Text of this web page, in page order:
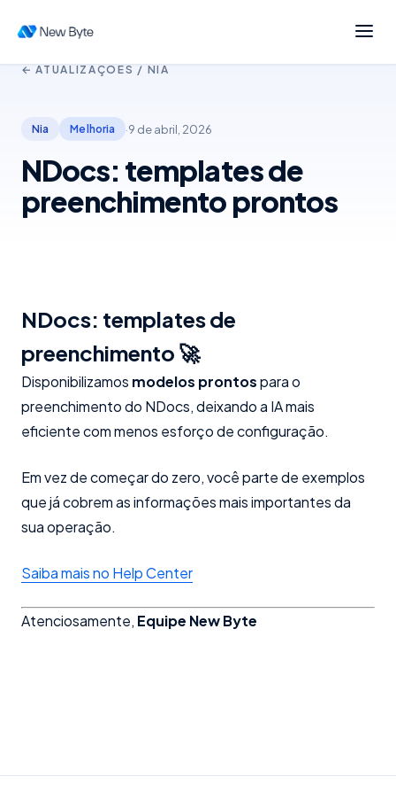
← ATUALIZAÇÕES / NIA
Nia Melhoria ·9 de abril, 2026
NDocs: templates de
preenchimento prontos
NDocs: templates de
preenchimento 🚀
Disponibilizamos modelos prontospara o
preenchimento do NDocs, deixando a IA mais
eficiente com menos esforço de configuração.
Em vez de começar do zero, você parte de exemplos
que já cobrem as informações mais importantes da
sua operação.
Saiba mais no Help Center
Atenciosamente, Equipe New Byte